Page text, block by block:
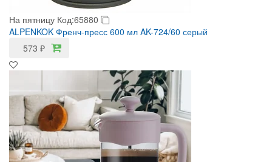
На пятницу Код:65880
ALPENKOK Френч-пресс 600 мл AK-724/60 серый
573 ₽